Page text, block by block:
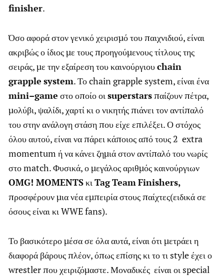
finisher.
Όσο αφορά στον γενικό χειρισμό του παιχνιδιού, είναι
ακριβώς ο ίδιος με τους προηγούμενους τίτλους της
σειράς, με την εξαίρεση του καινούργιουchain
grapple system. Το chain grapple system, είναι ένα
mini–game στο οποίο οιsuperstarsπαίζουν πέτρα,
μολύβι, ψαλίδι, χαρτί κι ο νικητής πιάνει τον αντίπαλό
του στην ανάλογη στάση που είχε επιλέξει. Ο στόχος
όλου αυτού, είναι να πάρει κάποιος από τους 2 extra
momentum ή να κάνει ζημιά στον αντίπαλό του νωρίς
στο match. Φυσικά, ο μεγάλος αριθμός καινούργιων
OMG! MOMENTSκιTagTeamFinishers,
προσφέρουν μια νέα εμπειρία στους παίχτες(ειδικά σε
όσους είναι κι WWE fans).
Το βασικότερο μέσα σε όλα αυτά, είναι ότι μετράει η
διαφορά βάρους πλέον, όπως επίσης κι το τι style έχει ο
wrestler που χειριζόμαστε. Μοναδικές είναι οι special